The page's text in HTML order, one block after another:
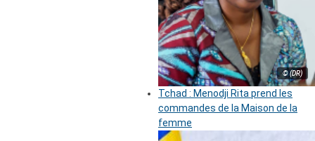
© (DR)
Tchad : Menodji Rita prend les
commandes de la Maison de la
femme